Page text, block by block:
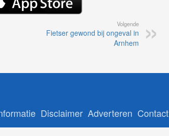
Volgende
Fietser gewond bij ongeval in
Arnhem
Disclaimer Adverteren Contact